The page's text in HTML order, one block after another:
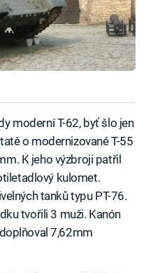
moderní T-62, byť šlo jen
o modernizované T-55
K jeho výzbroji patřil
kulomet.
tanků typu PT-76.
tvořili 3 muži. Kanón
7,62mm